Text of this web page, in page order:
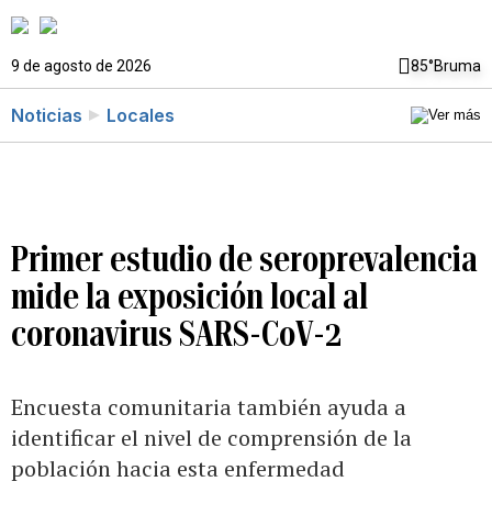
9 de agosto de 2026 85°Bruma
Noticias Locales
Primer estudio de seroprevalencia
mide la exposición local al
coronavirus SARS-CoV-2
Encuesta comunitaria también ayuda a
identificar el nivel de comprensión de la
población hacia esta enfermedad